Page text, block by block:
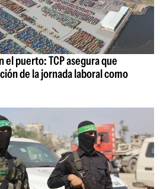
puerto: TCP asegura que
de la jornada laboral como